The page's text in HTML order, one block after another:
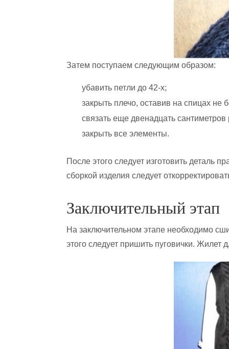
Затем поступаем следующим образом:
убавить петли до 42-х;
закрыть плечо, оставив на спицах не
связать еще двенадцать сантиметров
закрыть все элементы.
После этого следует изготовить деталь
сборкой изделия следует
Заключительный этап
На заключительном этапе необходимо
этого следует пришить пуговички. Жилет